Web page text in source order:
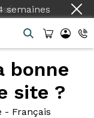
semaines
bonne
site ?
- Français